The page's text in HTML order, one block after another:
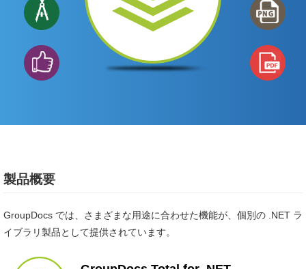
製品概要
GroupDocs では、さまざまな用途に合わせた機能が、個別の .NET ラ
イブラリ製品として提供されています。